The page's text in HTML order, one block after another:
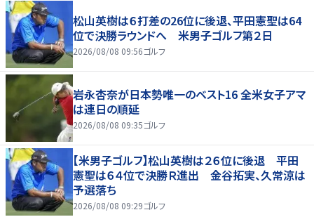
松山英樹は６打差の26位に後退、平田憲聖は64
位で決勝ラウンドへ 米男子ゴルフ第２日
2026/08/08 09:56ゴルフ
岩永杏奈が日本勢唯一のベスト16 全米女子アマ
は連日の順延
2026/08/08 09:35ゴルフ
【米男子ゴルフ】松山英樹は２６位に後退 平田
憲聖は６４位で決勝Ｒ進出 金谷拓実、久常涼は
予選落ち
2026/08/08 09:29ゴルフ